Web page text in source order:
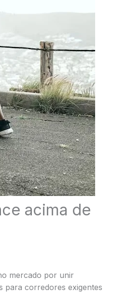
acima de
mercado por unir
para corredores exigentes